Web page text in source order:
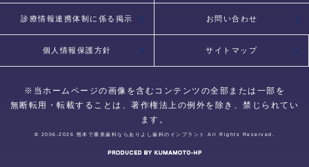
診療情報連携体制に係る掲示 お問い合わせ
個人情報保護方針 サイトマップ
※当ホームページの画像を含むコンテンツの全部または一部を
無断転用・転載することは、著作権法上の例外を除き、禁じられてい
ます。
© 2006-2026 熊本で審美歯科ならありよし歯科のインプラント All Rights Reserved.